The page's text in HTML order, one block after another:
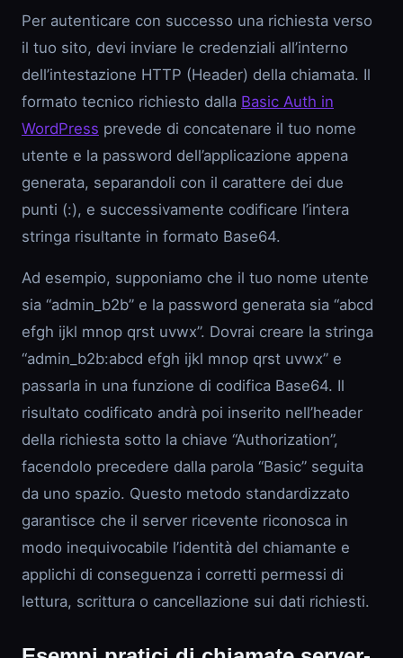
Per autenticare con successo una richiesta verso
il tuo sito, devi inviare le credenziali all’interno
dell’intestazione HTTP (Header) della chiamata. Il
formato tecnico richiesto dalla Basic Auth in
WordPress prevede di concatenare il tuo nome
utente e la password dell’applicazione appena
generata, separandoli con il carattere dei due
punti (:), e successivamente codificare l’intera
stringa risultante in formato Base64.
Ad esempio, supponiamo che il tuo nome utente
sia “admin_b2b” e la password generata sia “abcd
efgh ijkl mnop qrst uvwx”. Dovrai creare la stringa
“admin_b2b:abcd efgh ijkl mnop qrst uvwx” e
passarla in una funzione di codifica Base64. Il
risultato codificato andrà poi inserito nell’header
della richiesta sotto la chiave “Authorization”,
facendolo precedere dalla parola “Basic” seguita
da uno spazio. Questo metodo standardizzato
garantisce che il server ricevente riconosca in
modo inequivocabile l’identità del chiamante e
applichi di conseguenza i corretti permessi di
lettura, scrittura o cancellazione sui dati richiesti.